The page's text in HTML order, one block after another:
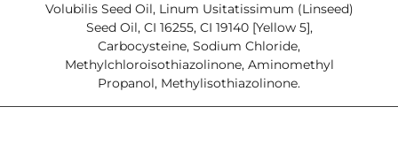
Volubilis Seed Oil, Linum Usitatissimum (Linseed)
Seed Oil, CI 16255, CI 19140 [Yellow 5],
Carbocysteine, Sodium Chloride,
Methylchloroisothiazolinone, Aminomethyl
Propanol, Methylisothiazolinone.